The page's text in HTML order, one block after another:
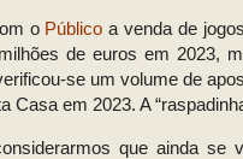
o Público a venda de
de euros em 2023,
se um volume de
Casa em 2023. A
que ainda se